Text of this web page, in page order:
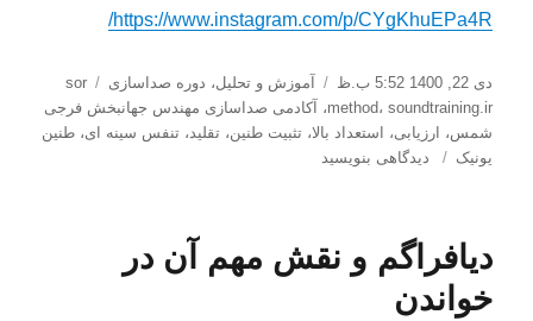
https://www.instagram.com/p/CYgKhuEPa4R/
ارسال
شده
در
دی 22, 1400 5:52 ب.ظ دسته‌ها
آموزش و تحلیل، دوره صداسازی برچسب‌ها
sor
method، soundtraining.ir ، آکادمی صداسازی مهندس جهانبخش فرجی
شمس، ارزیابی، استعداد بالا،تثبیت طنین،تقلید،تنفس سینه ای،طنین
یونیک
برای
در
تثبیت
طنین،
دیدگاهی بنویسید
دیافراگم و نقش مهم آن در
خواندن